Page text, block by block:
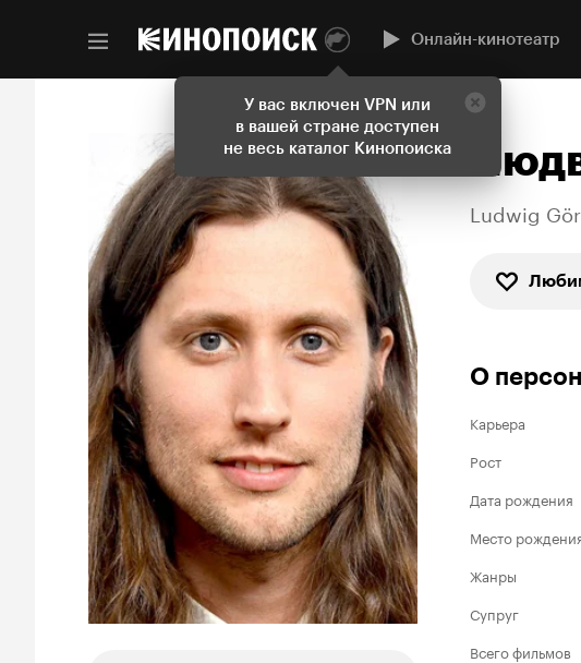
У вас включен VPN или
в вашей стране доступен
не весь каталог Кинопоиска
Онлайн-кинотеатр
Ludwig
О
Карьера
Рост
Дата рождения
Место
Жанры
Супруг
Всего фильмов